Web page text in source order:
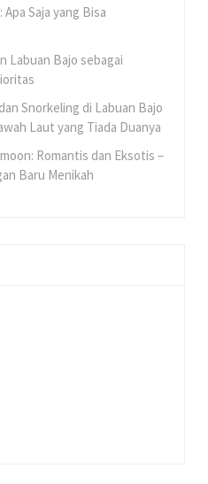
Saja yang Bisa
Labuan Bajo sebagai
Snorkeling di Labuan Bajo
Laut yang Tiada Duanya
Romantis dan Eksotis –
Baru Menikah